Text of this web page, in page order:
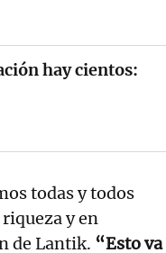
hay cientos:
todas y todos
y en
de Lantik. “Esto va